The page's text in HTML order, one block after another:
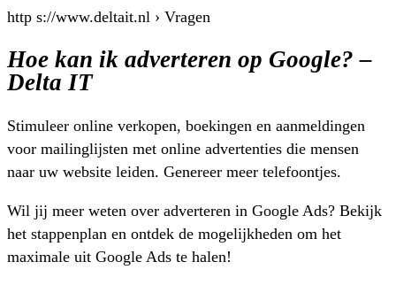
http s://www.deltait.nl › Vragen
Hoe kan ik adverteren op Google? –
Delta IT
Stimuleer online verkopen, boekingen en aanmeldingen
voor mailinglijsten met online advertenties die mensen
naar uw website leiden. Genereer meer telefoontjes.
Wil jij meer weten over adverteren in Google Ads? Bekijk
het stappenplan en ontdek de mogelijkheden om het
maximale uit Google Ads te halen!